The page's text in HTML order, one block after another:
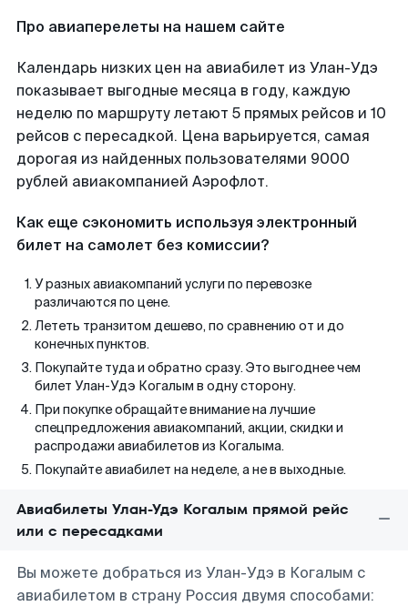
Про авиаперелеты на нашем сайте
Календарь низких цен на авиабилет из Улан-Удэ
показывает выгодные месяца в году, каждую
неделю по маршруту летают 5 прямых рейсов и 10
рейсов с пересадкой. Цена варьируется, самая
дорогая из найденных пользователями 9000
рублей авиакомпанией Аэрофлот.
Как еще сэкономить используя электронный
билет на самолет без комиссии?
У разных авиакомпаний услуги по перевозке
различаются по цене.
Лететь транзитом дешево, по сравнению от и до
конечных пунктов.
Покупайте туда и обратно сразу. Это выгоднее чем
билет Улан-Удэ Когалым в одну сторону.
При покупке обращайте внимание на лучшие
спецпредложения авиакомпаний, акции, скидки и
распродажи авиабилетов из Когалыма.
Покупайте авиабилет на неделе, а не в выходные.
Авиабилеты Улан-Удэ Когалым прямой рейс
или с пересадками
Вы можете добраться из Улан-Удэ в Когалым с
авиабилетом в страну Россия двумя способами: